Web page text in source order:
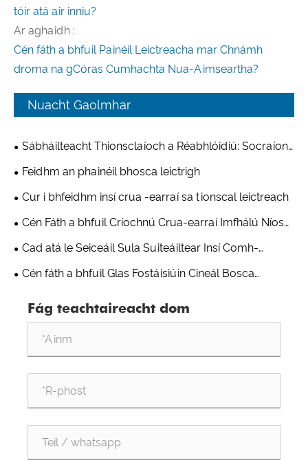
tóir atá air inniu?
Ar aghaidh :
Cén fáth a bhfuil Painéil Leictreacha mar Chnámh
droma na gCóras Cumhachta Nua-Aimseartha?
Nuacht Gaolmhar
Sábháilteacht Thionsclaíoch a Réabhlóidiú: Socraíonn
Lock Latch Dualgas Trom MS840 le haghaidh Boscaí
Dáilte Cumhachta Caighdeáin Nua i Marthanacht agus
Slándáil
Feidhm an phainéil bhosca leictrigh
Cur i bhfeidhm insí crua -earraí sa tionscal leictreach
Cén Fáth a bhfuil Críochnú Crua-earraí Imfhálú Níos
Mó ná mar a cheapann tú?
Cad atá le Seiceáil Sula Suiteáiltear Insí Comh-
Aireachta？
Cén fáth a bhfuil Glas Fostáisiúin Cineál Bosca
Chosaint i dTimpeallacht Gharbh?
Fág teachtaireacht dom